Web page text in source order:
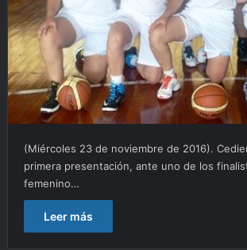
(Miércoles 23 de noviembre de 2016).
primera presentación, ante uno de los
femenino…
Leer más